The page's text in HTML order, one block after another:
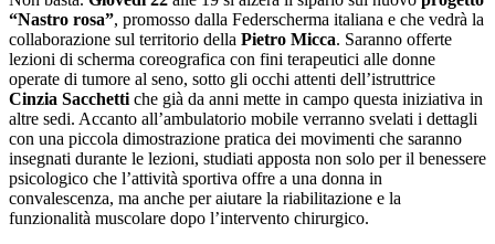
“Nastro rosa”, promosso dalla Federscherma italiana e che vedrà la
collaborazione sul territorio della Pietro Micca. Saranno offerte
lezioni di scherma coreografica con fini terapeutici alle donne
operate di tumore al seno, sotto gli occhi attenti dell’istruttrice
Cinzia Sacchetti che già da anni mette in campo questa iniziativa in
altre sedi. Accanto all’ambulatorio mobile verranno svelati i dettagli
con una piccola dimostrazione pratica dei movimenti che saranno
insegnati durante le lezioni, studiati apposta non solo per il benessere
psicologico che l’attività sportiva offre a una donna in
convalescenza, ma anche per aiutare la riabilitazione e la
funzionalità muscolare dopo l’intervento chirurgico.